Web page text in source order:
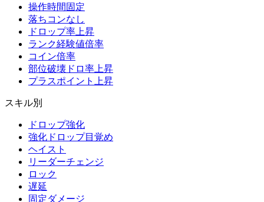
操作時間固定
落ちコンなし
ドロップ率上昇
ランク経験値倍率
コイン倍率
部位破壊ドロ率上昇
プラスポイント上昇
スキル別
ドロップ強化
強化ドロップ目覚め
ヘイスト
リーダーチェンジ
ロック
遅延
固定ダメージ